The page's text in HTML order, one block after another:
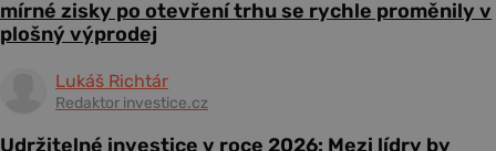
mírné zisky po otevření trhu se rychle proměnily v
plošný výprodej
Lukáš Richtár
Redaktor investice.cz
Udržitelné investice v roce 2026: Mezi lídry by